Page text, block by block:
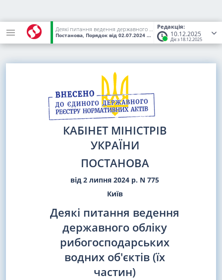
Редакція:
10.12.2025
Діє з 18.12.2025
Деякі питання ведення державного обліку рибогосподарських водних об'єктів (їх частин)
Постанова, Порядок від 02.07.2024 № 775 (Статус:Чинний)
КАБІНЕТ МІНІСТРІВ
УКРАЇНИ
ПОСТАНОВА
від 2 липня 2024 р. N 775
Київ
Деякі питання ведення
державного обліку
рибогосподарських
водних об'єктів (їх
частин)